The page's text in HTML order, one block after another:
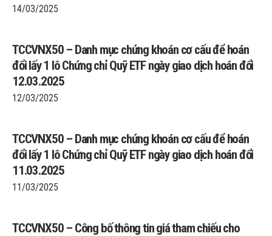
14/03/2025
TCCVNX50 – Danh mục chứng khoán cơ cấu để hoán
đổi lấy 1 lô Chứng chỉ Quỹ ETF ngày giao dịch hoán đổi
12.03.2025
12/03/2025
TCCVNX50 – Danh mục chứng khoán cơ cấu để hoán
đổi lấy 1 lô Chứng chỉ Quỹ ETF ngày giao dịch hoán đổi
11.03.2025
11/03/2025
TCCVNX50 – Công bố thông tin giá tham chiếu cho